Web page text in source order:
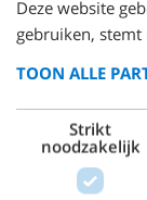
Deze website
gebruiken,
TOON ALLE
Strikt
noodzakelijk